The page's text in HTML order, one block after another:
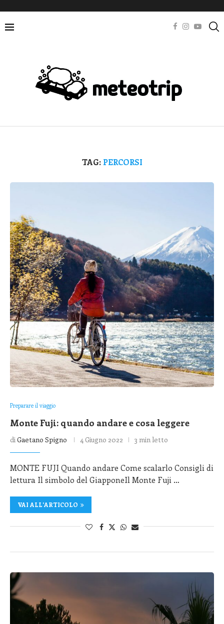
TAG: PERCORSI
Preparare il viaggio
Monte Fuji: quando andare e cosa leggere
diGaetano Spigno 4 Giugno 2022 3 min letto
MONTE FUJI Quando andare Come scalarlo Consigli di
lettura Il simbolo del GiapponeIl Monte Fuji …
VAI ALL'ARTICOLO